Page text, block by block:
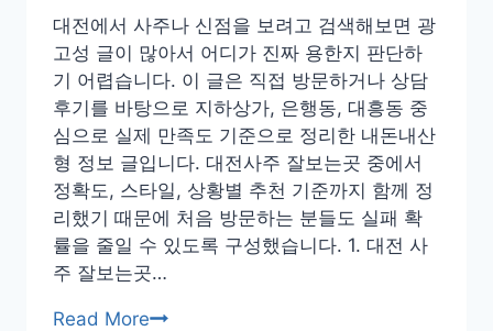
후
기
예
약
가
격
대전에서 사주나 신점을 보려고 검색해보면 광
고성 글이 많아서 어디가 진짜 용한지 판단하
기 어렵습니다. 이 글은 직접 방문하거나 상담
후기를 바탕으로 지하상가, 은행동, 대흥동 중
심으로 실제 만족도 기준으로 정리한 내돈내산
형 정보 글입니다. 대전사주 잘보는곳 중에서
정확도, 스타일, 상황별 추천 기준까지 함께 정
리했기 때문에 처음 방문하는 분들도 실패 확
률을 줄일 수 있도록 구성했습니다. 1. 대전 사
주 잘보는곳…
Read More대